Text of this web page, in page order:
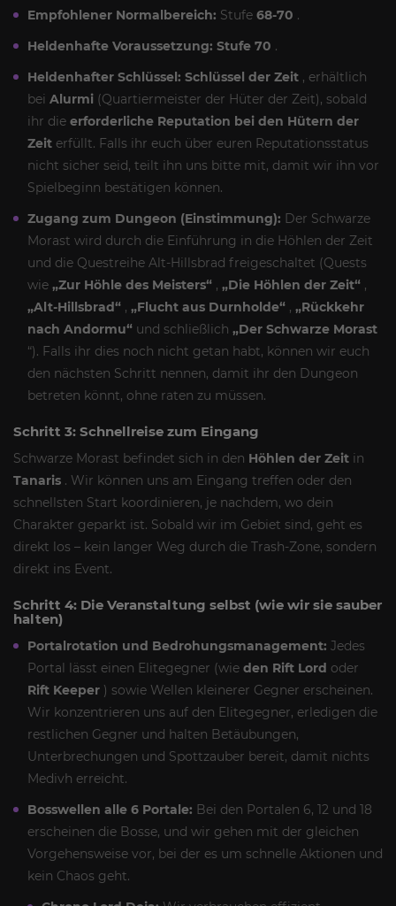
Empfohlener Normalbereich: Stufe 68-70 .
Heldenhafte Voraussetzung: Stufe 70 .
Heldenhafter Schlüssel: Schlüssel der Zeit , erhältlich
bei Alurmi (Quartiermeister der Hüter der Zeit), sobald
ihr die erforderliche Reputation bei den Hütern der
Zeit erfüllt. Falls ihr euch über euren Reputationsstatus
nicht sicher seid, teilt ihn uns bitte mit, damit wir ihn vor
Spielbeginn bestätigen können.
Zugang zum Dungeon (Einstimmung): Der Schwarze
Morast wird durch die Einführung in die Höhlen der Zeit
und die Questreihe Alt-Hillsbrad freigeschaltet (Quests
wie „Zur Höhle des Meisters“ , „Die Höhlen der Zeit“ ,
„Alt-Hillsbrad“ , „Flucht aus Durnholde“ , „Rückkehr
nach Andormu“ und schließlich „Der Schwarze Morast
“). Falls ihr dies noch nicht getan habt, können wir euch
den nächsten Schritt nennen, damit ihr den Dungeon
betreten könnt, ohne raten zu müssen.
Schritt 3: Schnellreise zum Eingang
Schwarze Morast befindet sich in den Höhlen der Zeit in
Tanaris . Wir können uns am Eingang treffen oder den
schnellsten Start koordinieren, je nachdem, wo dein
Charakter geparkt ist. Sobald wir im Gebiet sind, geht es
direkt los – kein langer Weg durch die Trash-Zone, sondern
direkt ins Event.
Schritt 4: Die Veranstaltung selbst (wie wir sie sauber
halten)
Portalrotation und Bedrohungsmanagement: Jedes
Portal lässt einen Elitegegner (wie den Rift Lord oder
Rift Keeper ) sowie Wellen kleinerer Gegner erscheinen.
Wir konzentrieren uns auf den Elitegegner, erledigen die
restlichen Gegner und halten Betäubungen,
Unterbrechungen und Spottzauber bereit, damit nichts
Medivh erreicht.
Bosswellen alle 6 Portale: Bei den Portalen 6, 12 und 18
erscheinen die Bosse, und wir gehen mit der gleichen
Vorgehensweise vor, bei der es um schnelle Aktionen und
kein Chaos geht.